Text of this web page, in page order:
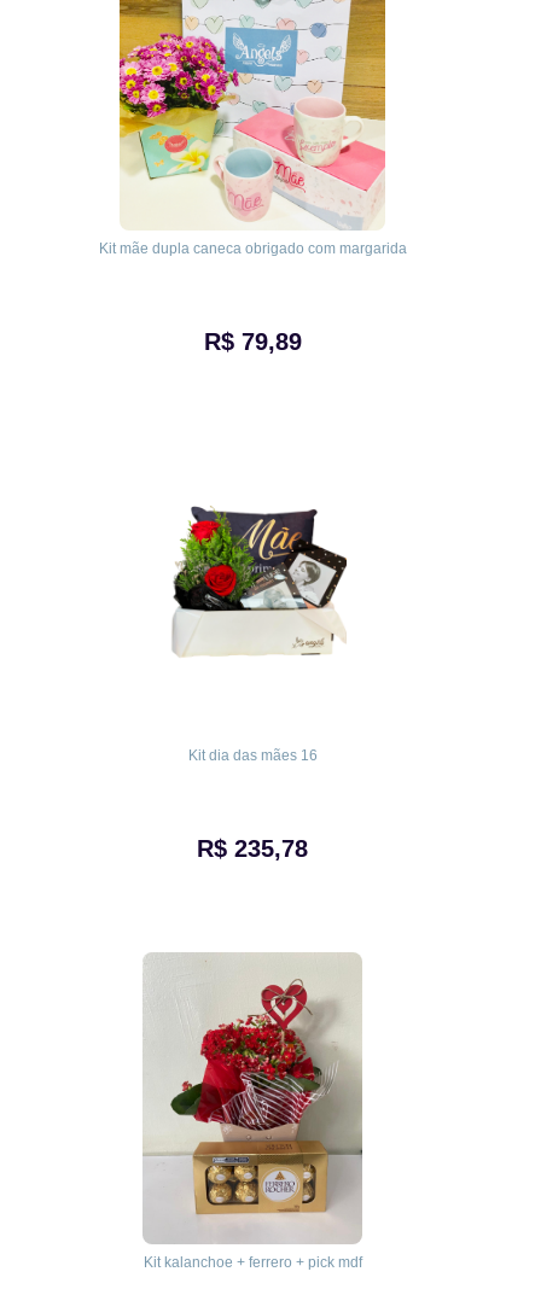
Kit mãe dupla caneca obrigado com margarida
R$ 79,89
Kit dia das mães 16
R$ 235,78
Kit kalanchoe + ferrero + pick mdf